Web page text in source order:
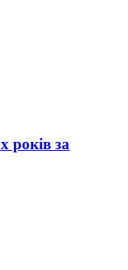
років за